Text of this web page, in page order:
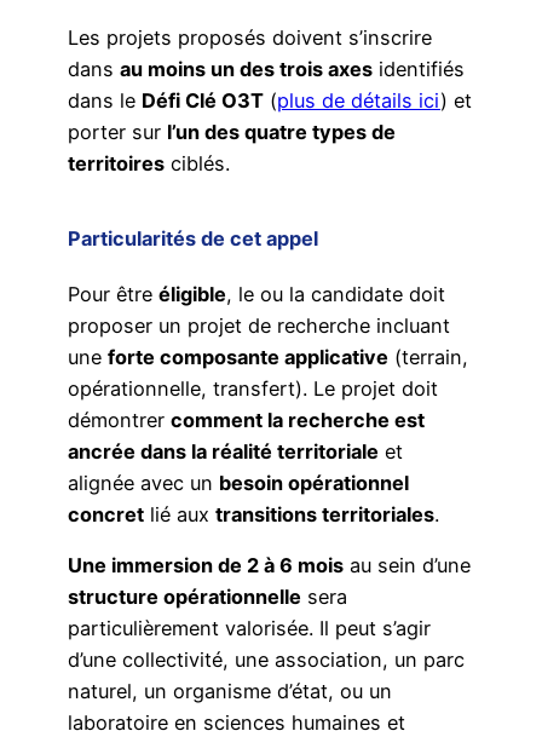
Les projets proposés doivent s’inscrire
dans au moins un des trois axes identifiés
dans le Défi Clé O3T (plus de détails ici) et
porter sur l’un des quatre types de
territoires ciblés.
Particularités de cet appel
Pour être éligible, le ou la candidate doit
proposer un projet de recherche incluant
une forte composante applicative (terrain,
opérationnelle, transfert). Le projet doit
démontrer comment la recherche est
ancrée dans la réalité territoriale et
alignée avec un besoin opérationnel
concret lié aux transitions territoriales.
Une immersion de 2 à 6 mois au sein d’une
structure opérationnelle sera
particulièrement valorisée. Il peut s’agir
d’une collectivité, une association, un parc
naturel, un organisme d’état, ou un
laboratoire en sciences humaines et